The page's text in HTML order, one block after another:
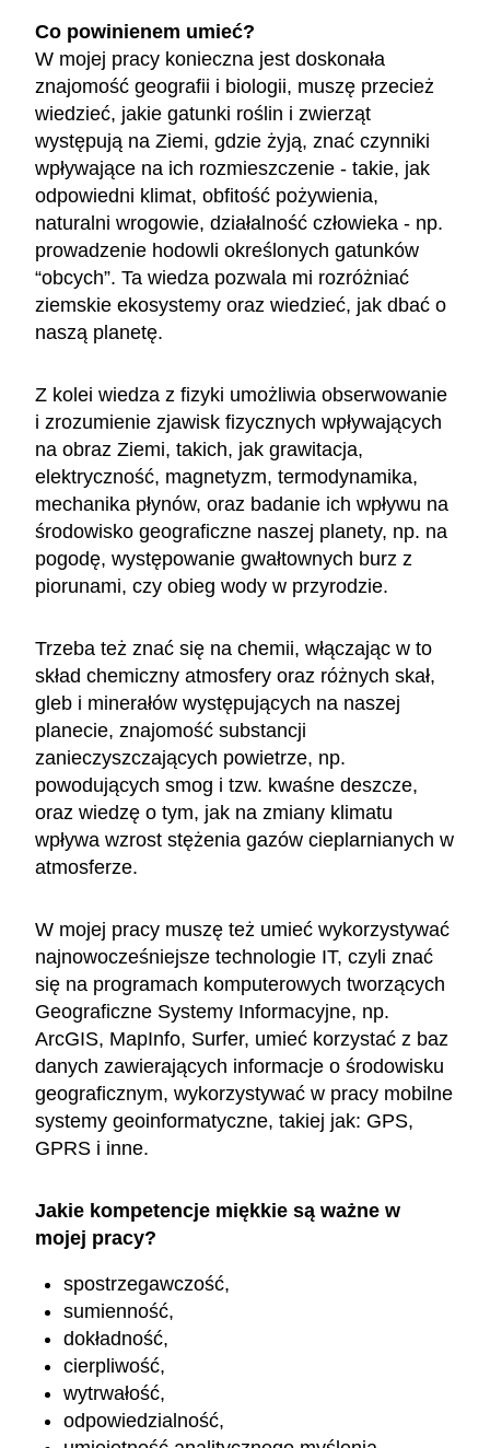
Co powinienem umieć?
W mojej pracy konieczna jest doskonała
znajomość geografii i biologii, muszę przecież
wiedzieć, jakie gatunki roślin i zwierząt
występują na Ziemi, gdzie żyją, znać czynniki
wpływające na ich rozmieszczenie - takie, jak
odpowiedni klimat, obfitość pożywienia,
naturalni wrogowie, działalność człowieka - np.
prowadzenie hodowli określonych gatunków
“obcych”. Ta wiedza pozwala mi rozróżniać
ziemskie ekosystemy oraz wiedzieć, jak dbać o
naszą planetę.
Z kolei wiedza z fizyki umożliwia obserwowanie
i zrozumienie zjawisk fizycznych wpływających
na obraz Ziemi, takich, jak grawitacja,
elektryczność, magnetyzm, termodynamika,
mechanika płynów, oraz badanie ich wpływu na
środowisko geograficzne naszej planety, np. na
pogodę, występowanie gwałtownych burz z
piorunami, czy obieg wody w przyrodzie.
Trzeba też znać się na chemii, włączając w to
skład chemiczny atmosfery oraz różnych skał,
gleb i minerałów występujących na naszej
planecie, znajomość substancji
zanieczyszczających powietrze, np.
powodujących smog i tzw. kwaśne deszcze,
oraz wiedzę o tym, jak na zmiany klimatu
wpływa wzrost stężenia gazów cieplarnianych w
atmosferze.
W mojej pracy muszę też umieć wykorzystywać
najnowocześniejsze technologie IT, czyli znać
się na programach komputerowych tworzących
Geograficzne Systemy Informacyjne, np.
ArcGIS, MapInfo, Surfer, umieć korzystać z baz
danych zawierających informacje o środowisku
geograficznym, wykorzystywać w pracy mobilne
systemy geoinformatyczne, takiej jak: GPS,
GPRS i inne.
Jakie kompetencje miękkie są ważne w
mojej pracy?
spostrzegawczość,
sumienność,
dokładność,
cierpliwość,
wytrwałość,
odpowiedzialność,